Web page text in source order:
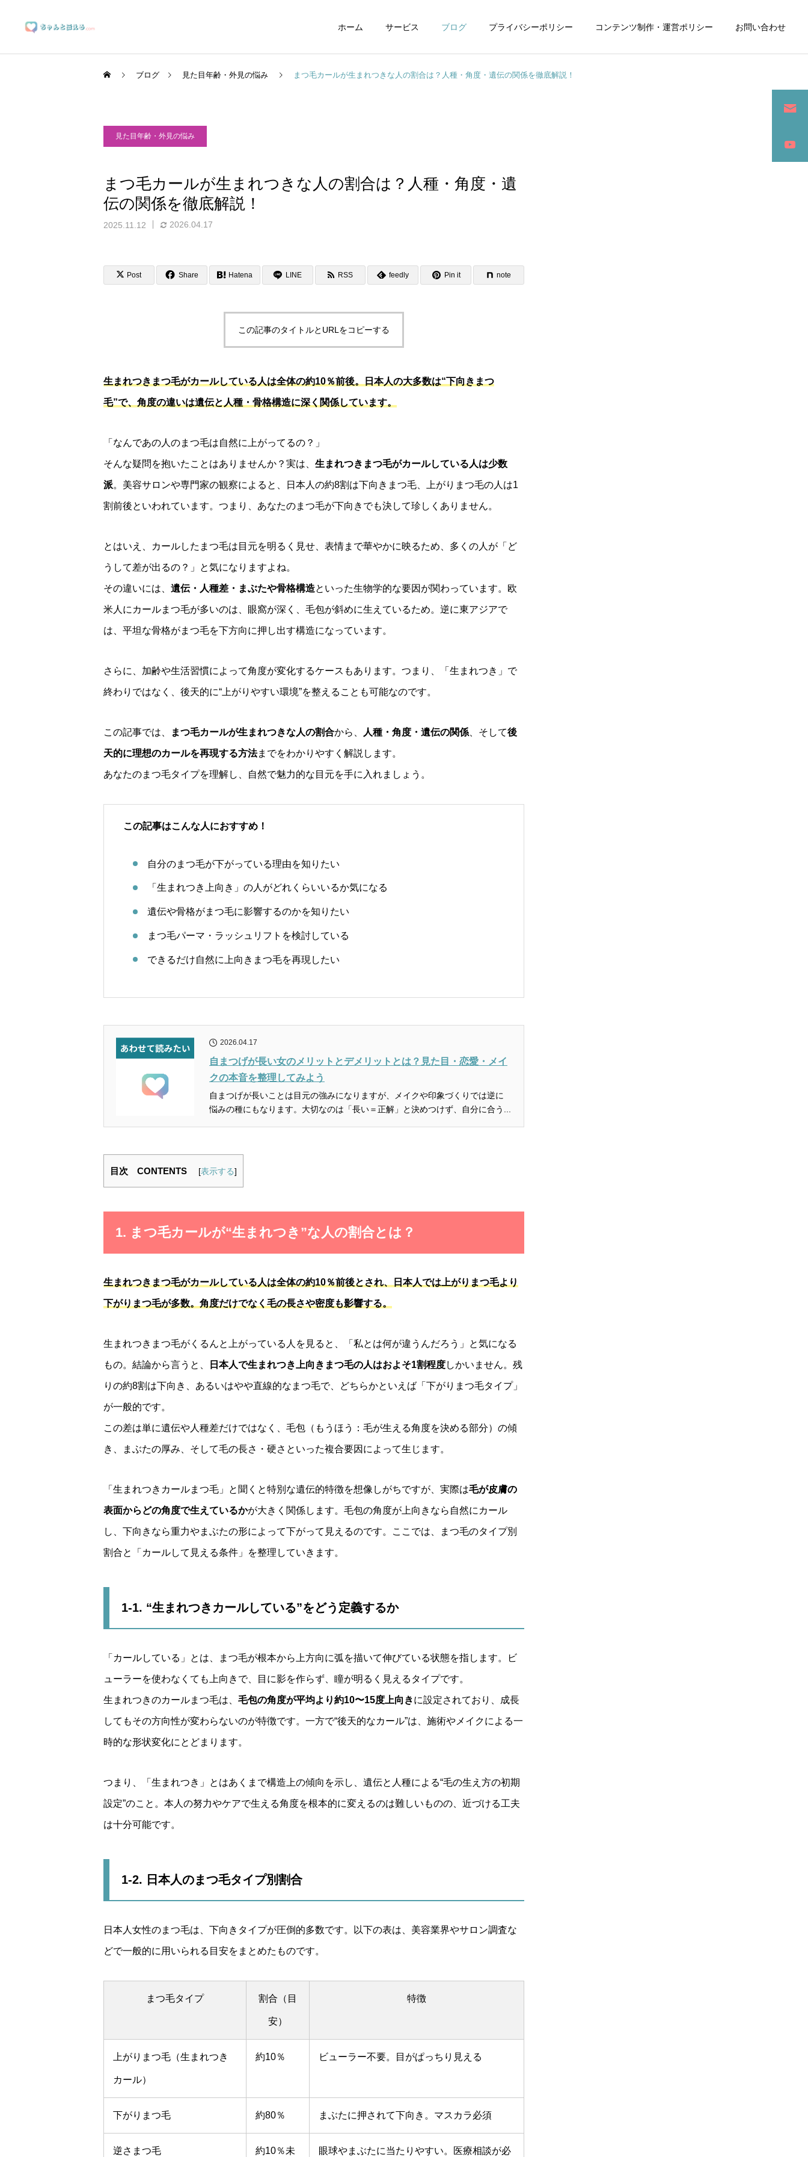
ホーム サービス ブログ プライバシーポリシー コンテンツ制作・運営ポリシー お問い合わせ
ブランディングサポート
マーケティングサポート
ブログ 見た目年齢・外見の悩み まつ毛カールが生まれつきな人の割合は？人種・角度・遺伝の関係を徹底解説！
見た目年齢・外見の悩み
まつ毛カールが生まれつきな人の割合は？人種・角度・遺
伝の関係を徹底解説！
2025.11.12 2026.04.17
Post Share Hatena LINE RSS feedly Pin it note
この記事のタイトルとURLをコピーする
生まれつきまつ毛がカールしている人は全体の約10％前後。日本人の大多数は“下向きまつ
毛”で、角度の違いは遺伝と人種・骨格構造に深く関係しています。
「なんであの人のまつ毛は自然に上がってるの？」
そんな疑問を抱いたことはありませんか？実は、 生まれつきまつ毛がカールしている人は少数
派。美容サロンや専門家の観察によると、日本人の約8割は下向きまつ毛、上がりまつ毛の人は1
割前後といわれています。つまり、あなたのまつ毛が下向きでも決して珍しくありません。
とはいえ、カールしたまつ毛は目元を明るく見せ、表情まで華やかに映るため、多くの人が「ど
うして差が出るの？」と気になりますよね。
その違いには、 遺伝・人種差・まぶたや骨格構造といった生物学的な要因が関わっています。欧
米人にカールまつ毛が多いのは、眼窩が深く、毛包が斜めに生えているため。逆に東アジアで
は、平坦な骨格がまつ毛を下方向に押し出す構造になっています。
さらに、加齢や生活習慣によって角度が変化するケースもあります。つまり、「生まれつき」で
終わりではなく、後天的に“上がりやすい環境”を整えることも可能なのです。
この記事では、 まつ毛カールが生まれつきな人の割合から、 人種・角度・遺伝の関係 、そして後
天的に理想のカールを再現する方法までをわかりやすく解説します。
あなたのまつ毛タイプを理解し、自然で魅力的な目元を手に入れましょう。
この記事はこんな人におすすめ！
自分のまつ毛が下がっている理由を知りたい
「生まれつき上向き」の人がどれくらいいるか気になる
遺伝や骨格がまつ毛に影響するのかを知りたい
まつ毛パーマ・ラッシュリフトを検討している
できるだけ自然に上向きまつ毛を再現したい
2026.04.17
自まつげが長い女のメリットとデメリットとは？見た目・恋愛・メイ
クの本音を整理してみよう
自まつげが長いことは目元の強みになりますが、メイクや印象づくりでは逆に
悩みの種にもなります。大切なのは「長い＝正解」と決めつけず、自分に合う...
目次 CONTENTS [表示する]
1. まつ毛カールが“生まれつき”な人の割合とは？
生まれつきまつ毛がカールしている人は全体の約10％前後とされ、日本人では上がりまつ毛より
下がりまつ毛が多数。角度だけでなく毛の長さや密度も影響する。
生まれつきまつ毛がくるんと上がっている人を見ると、「私とは何が違うんだろう」と気になる
もの。結論から言うと、 日本人で生まれつき上向きまつ毛の人はおよそ1割程度しかいません。残
りの約8割は下向き、あるいはやや直線的なまつ毛で、どちらかといえば「下がりまつ毛タイプ」
が一般的です。
この差は単に遺伝や人種差だけではなく、毛包（もうほう：毛が生える角度を決める部分）の傾
き、まぶたの厚み、そして毛の長さ・硬さといった複合要因によって生じます。
「生まれつきカールまつ毛」と聞くと特別な遺伝的特徴を想像しがちですが、実際は毛が皮膚の
表面からどの角度で生えているかが大きく関係します。毛包の角度が上向きなら自然にカール
し、下向きなら重力やまぶたの形によって下がって見えるのです。ここでは、まつ毛のタイプ別
割合と「カールして見える条件」を整理していきます。
1-1. “生まれつきカールしている”をどう定義するか
「カールしている」とは、まつ毛が根本から上方向に弧を描いて伸びている状態を指します。ビ
ューラーを使わなくても上向きで、目に影を作らず、瞳が明るく見えるタイプです。
生まれつきのカールまつ毛は、 毛包の角度が平均より約10〜15度上向きに設定されており、成長
してもその方向性が変わらないのが特徴です。一方で“後天的なカール”は、施術やメイクによる一
時的な形状変化にとどまります。
つまり、「生まれつき」とはあくまで構造上の傾向を示し、遺伝と人種による“毛の生え方の初期
設定”のこと。本人の努力やケアで生える角度を根本的に変えるのは難しいものの、近づける工夫
は十分可能です。
1-2. 日本人のまつ毛タイプ別割合
日本人女性のまつ毛は、下向きタイプが圧倒的多数です。以下の表は、美容業界やサロン調査な
どで一般的に用いられる目安をまとめたものです。
まつ毛タイプ 割合（目
安）
特徴
上がりまつ毛（生まれつき
カール）
約10％ ビューラー不要。目がぱっちり見える
下がりまつ毛 約80％ まぶたに押されて下向き。マスカラ必須
逆さまつ毛 約10％未 眼球やまぶたに当たりやすい。医療相談が必